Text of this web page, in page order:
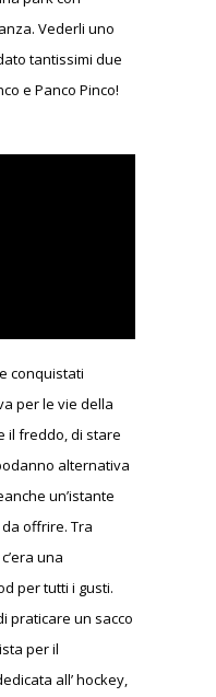
Vederli uno
tantissimi due
e Panco Pinco!
conquistati
per le vie della
il freddo, di stare
alternativa
un’istante
offrire. Tra
una
per tutti i gusti.
praticare un sacco
per il
all’ hockey,